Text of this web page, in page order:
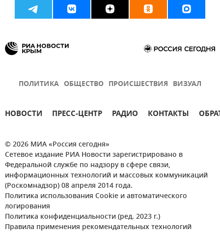
ПОЛИТИКА ОБЩЕСТВО ПРОИСШЕСТВИЯ ВИЗУАЛ
НОВОСТИ ПРЕСС-ЦЕНТР РАДИО КОНТАКТЫ
© 2026 МИА «Россия сегодня»
Сетевое издание РИА Новости зарегистрировано в
Федеральной службе по надзору в сфере связи,
информационных технологий и массовых коммуникаций
(Роскомнадзор) 08 апреля 2014 года.
Политика использования Cookie и автоматического
логирования
Политика конфиденциальности (ред. 2023 г.)
Правила применения рекомендательных технологий